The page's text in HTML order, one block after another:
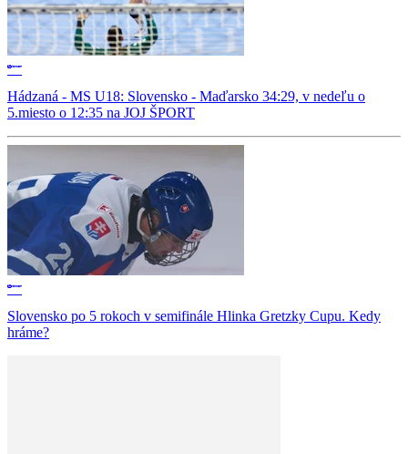
Hádzaná - MS U18: Slovensko - Maďarsko 34:29, v nedeľu o
5.miesto o 12:35 na JOJ ŠPORT
Slovensko po 5 rokoch v semifinále Hlinka Gretzky Cupu. Kedy
hráme?